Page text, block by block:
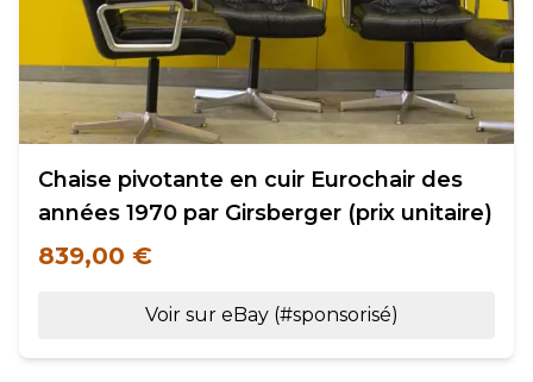
Chaise pivotante en cuir Eurochair des
années 1970 par Girsberger (prix unitaire)
839,00 €
Voir sur eBay (#sponsorisé)